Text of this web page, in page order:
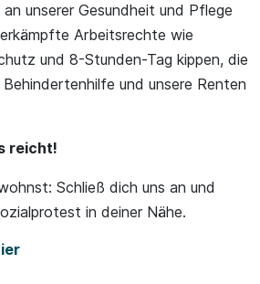
an unserer Gesundheit und Pflege
Arbeitsrechte wie
und 8-Stunden-Tag kippen, die
und unsere Renten
reicht!
Schließ dich uns an und
in deiner Nähe.